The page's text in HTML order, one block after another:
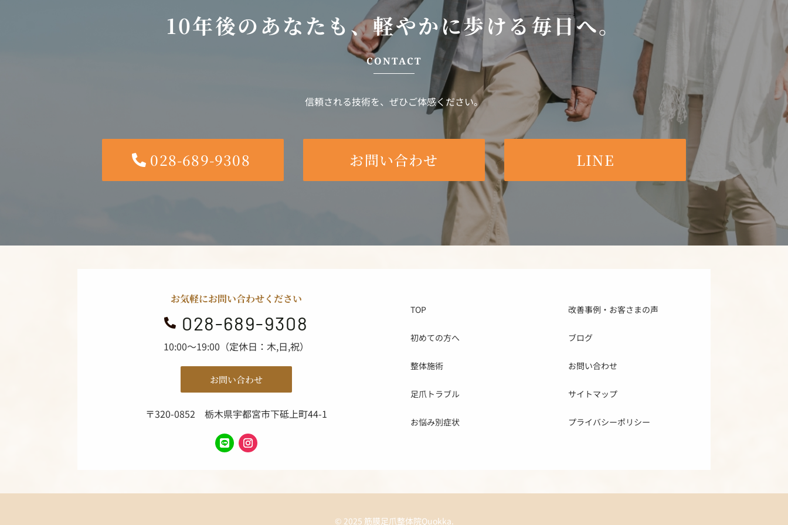
10年後のあなたも、軽やかに歩ける毎日へ。
CONTACT
信頼される技術を、ぜひご体感ください。
028-689-9308 お問い合わせ LINE
お気軽にお問い合わせください
 028-689-9308
10:00～19:00（定休日：木,日,祝）
お問い合わせ
〒320-0852 栃木県宇都宮市下砥上町44-1
TOP
初めての方へ
整体施術
足爪トラブル
お悩み別症状
改善事例・お客さまの声
ブログ
お問い合わせ
サイトマップ
プライバシーポリシー
© 2025 筋膜足爪整体院Quokka.